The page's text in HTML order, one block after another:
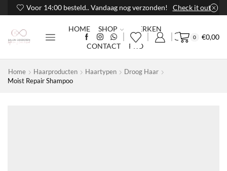
Voor 14:00 besteld.. Vandaag nog verzonden! Check it out
HOME SHOP
MERKEN
CONTACT
PRO
0 €0,00
Home Haarproducten Haartypen
Droog Haar
Moist Repair Shampoo